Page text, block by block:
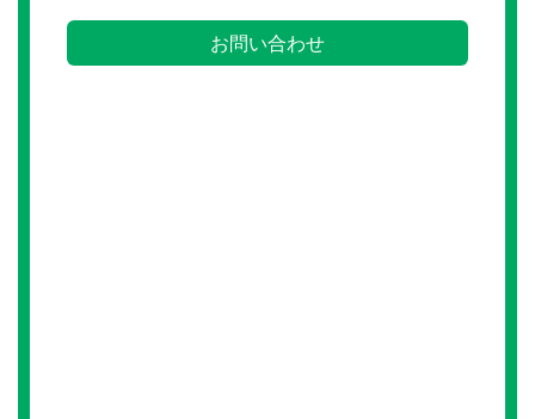
お問い合わせ